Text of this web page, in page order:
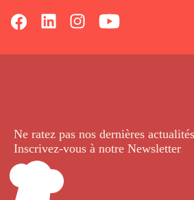
Ne ratez pas nos dernières
Inscrivez-vous à notre Newsletter.